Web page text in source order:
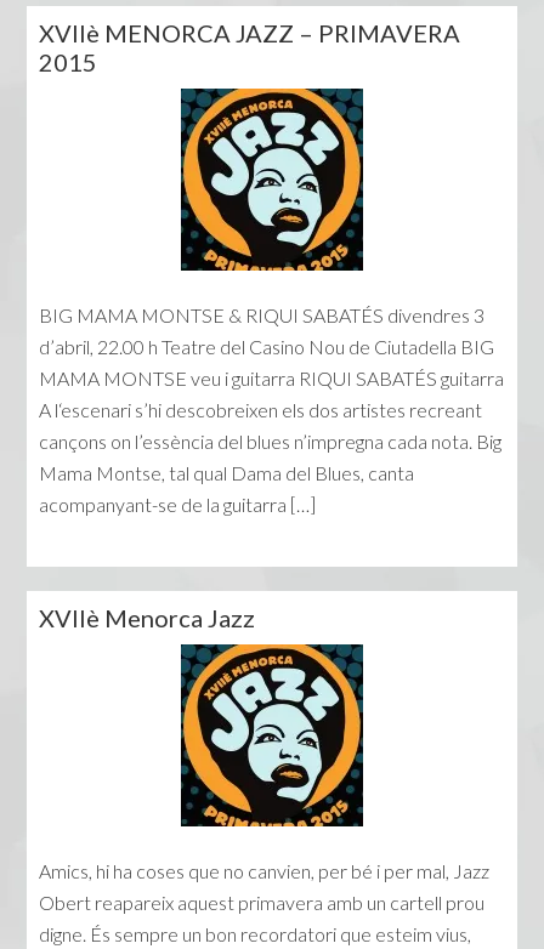
XVIIè MENORCA JAZZ – PRIMAVERA
2015
BIG MAMA MONTSE & RIQUI SABATÉS divendres 3
d’abril, 22.00 h Teatre del Casino Nou de Ciutadella BIG
MAMA MONTSE veu i guitarra RIQUI SABATÉS guitarra
A l‘escenari s’hi descobreixen els dos artistes recreant
cançons on l’essència del blues n’impregna cada nota. Big
Mama Montse, tal qual Dama del Blues, canta
acompanyant-se de la guitarra […]
XVIIè Menorca Jazz
Amics, hi ha coses que no canvien, per bé i per mal, Jazz
Obert reapareix aquest primavera amb un cartell prou
digne. És sempre un bon recordatori que esteim vius,